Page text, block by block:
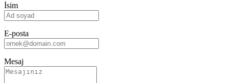
İsim
E-posta
Mesaj